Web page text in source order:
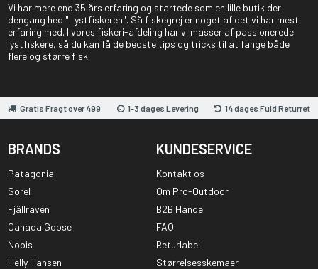
Vi har mere end 35 års erfaring og startede som en lille butik der
dengang hed "Lystfiskeren". Så fiskegrej er noget af det vi har mest
erfaring med. I vores fiskeri-afdeling har vi masser af passionerede
lystfiskere, så du kan få de bedste tips og tricks til at fange både
flere og større fisk
Gratis Fragt over 499 1-3 dages Levering 14 dages Fuld Returret
BRANDS
Patagonia
Sorel
Fjällräven
Canada Goose
Nobis
Helly Hansen
KUNDESERVICE
Kontakt os
Om Pro-Outdoor
B2B Handel
FAQ
Returlabel
Størrelsesskemaer